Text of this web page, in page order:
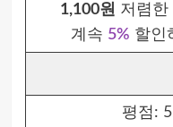
1,100원 저렴한
계속 5% 할인
평점: